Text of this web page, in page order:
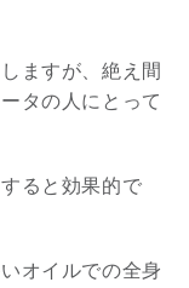
ますが、絶え間
タの人にとって
ると効果的で
オイルでの全身